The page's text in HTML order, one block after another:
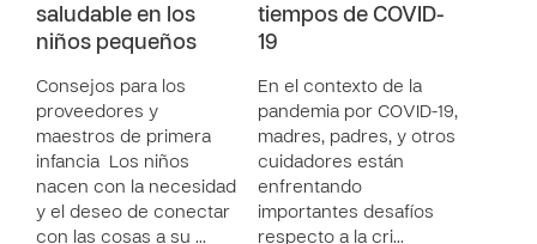
saludable en los
niños pequeños
Consejos para los
proveedores y
maestros de primera
infancia Los niños
nacen con la necesidad
y el deseo de conectar
con las cosas a su …
tiempos de COVID-
19
En el contexto de la
pandemia por COVID-19,
madres, padres, y otros
cuidadores están
enfrentando
importantes desafíos
respecto a la cri…